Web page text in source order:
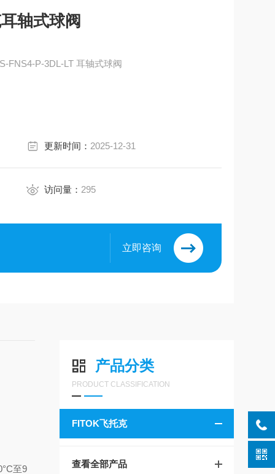
轴式球阀
原装现货FITOK飞托克 BFSS-FNS4-P-3DL-LT 耳轴式球阀
更新时间： 2025-12-31
访问量： 295
立即咨询
产品分类
PRODUCT CLASSIFICATION
FITOK飞托克
查看全部产品
至9